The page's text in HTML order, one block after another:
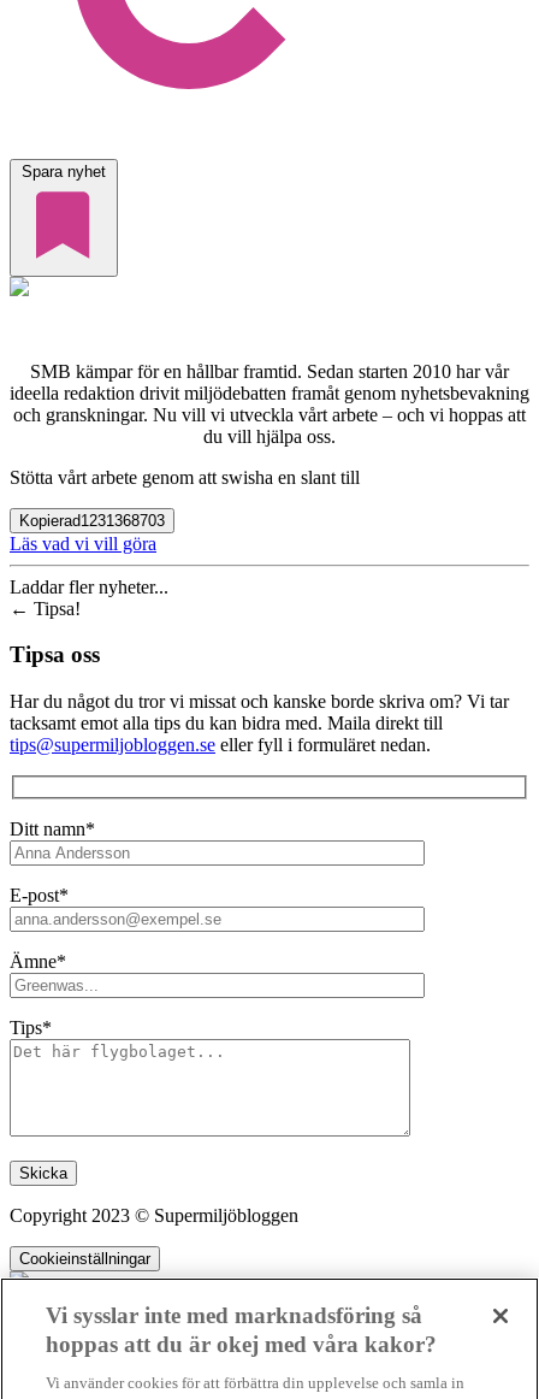
Spara nyhet
SMB kämpar för en hållbar framtid. Sedan starten 2010 har vår
ideella redaktion drivit miljödebatten framåt genom nyhetsbevakning
och granskningar. Nu vill vi utveckla vårt arbete – och vi hoppas att
du vill hjälpa oss.
Stötta vårt arbete genom att swisha en slant till
Kopierad1231368703
Läs vad vi vill göra
Laddar fler nyheter...
← Tipsa!
Tipsa oss
Har du något du tror vi missat och kanske borde skriva om? Vi tar
tacksamt emot alla tips du kan bidra med. Maila direkt till
tips@supermiljobloggen.se eller fyll i formuläret nedan.
Ditt namn*
E-post*
Ämne*
Tips*
Lämna detta fält tomt.
Copyright 2023 © Supermiljöbloggen
Cookieinställningar
ideella redaktion drivit miljödebatten framåt genom nyhetsbevakning
Vi sysslar inte med marknadsföring så
hoppas att du är okej med våra kakor?
Vi använder cookies för att förbättra din upplevelse och samla in